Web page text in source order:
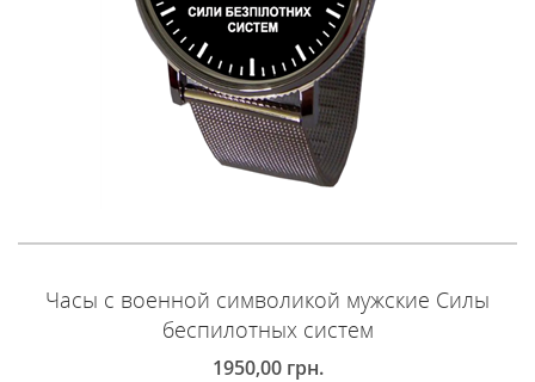
Часы с военной символикой мужские Силы
беспилотных систем
1950,00 грн.